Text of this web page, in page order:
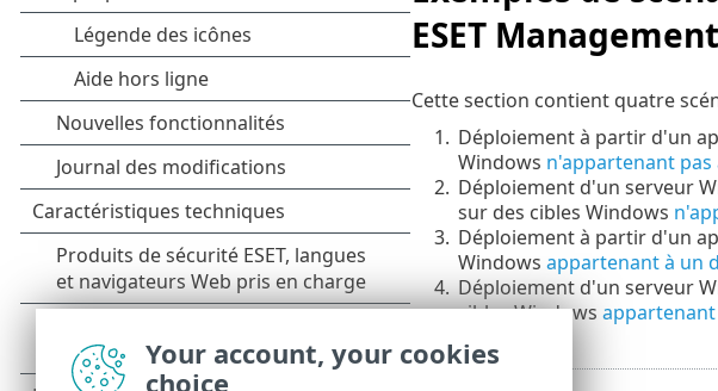
ESET Management
Cette section contient quatre
1. Déploiement à partir d'un
Windows n'appartenant pas
2. Déploiement d'un serveur
sur des cibles Windows
3. Déploiement à partir d'un
Windows appartenant à un
4. Déploiement d'un serveur
cibles Windows
Your account, your cookies
choice